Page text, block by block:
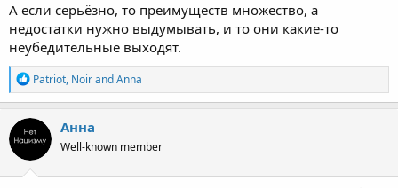
А если серьёзно, то преимуществ множество, а
недостатки нужно выдумывать, и то они какие-то
неубедительные выходят.
R
e
a
c
t
i
o
n
Patriot, NoirandAnna
Анна
Well-known member